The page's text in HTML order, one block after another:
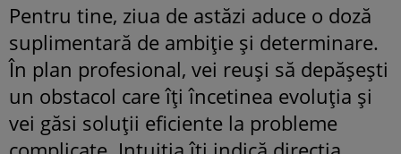
Pentru tine, ziua de astăzi aduce o doză
suplimentară de ambiție și determinare.
În plan profesional, vei reuși să depășești
un obstacol care îți încetinea evoluția și
vei găsi soluții eficiente la probleme